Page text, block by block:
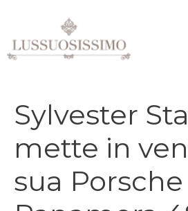
contenuto
Sylvester
mette in
sua Porsche